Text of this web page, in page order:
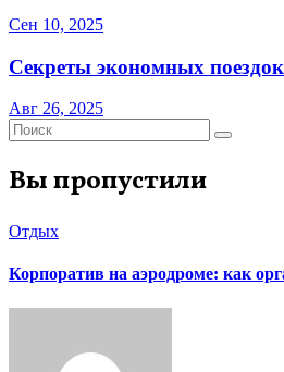
Сен 10, 2025
Секреты экономных
Авг 26, 2025
Вы пропустили
Отдых
Корпоратив на аэродроме: как